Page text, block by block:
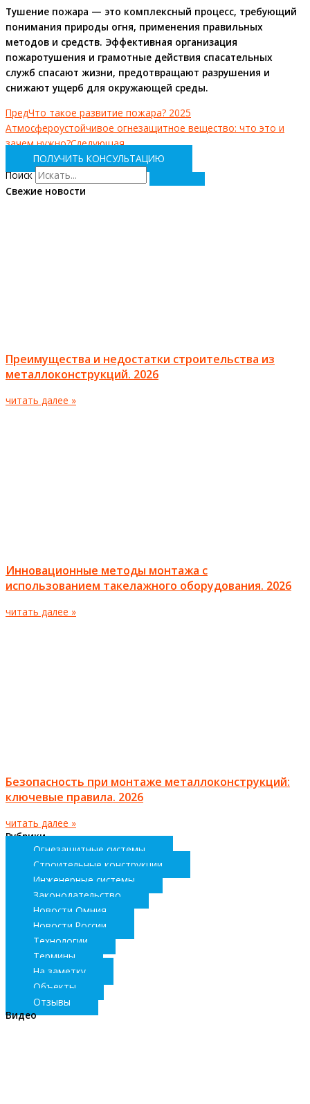
Тушение пожара — это комплексный процесс, требующий
понимания природы огня, применения правильных
методов и средств. Эффективная организация
пожаротушения и грамотные действия спасательных
служб спасают жизни, предотвращают разрушения и
снижают ущерб для окружающей среды.
ПредЧто такое развитие пожара? 2025
Атмосфероустойчивое огнезащитное вещество: что это и
зачем нужно?Следующая
ПОЛУЧИТЬ КОНСУЛЬТАЦИЮ
Поиск
Свежие новости
Преимущества и недостатки строительства из
металлоконструкций. 2026
читать далее »
Инновационные методы монтажа с
использованием такелажного оборудования. 2026
читать далее »
Безопасность при монтаже металлоконструкций:
ключевые правила. 2026
читать далее »
Рубрики
Огнезащитные системы
Строительные конструкции
Инженерные системы
Законодательство
Новости Омния
Новости России
Технологии
Термины
На заметку
Объекты
Отзывы
Видео